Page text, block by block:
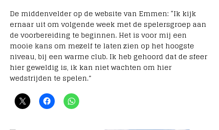
De middenvelder op de website van Emmen: “Ik kijk
ernaar uit om volgende week met de spelersgroep aan
de voorbereiding te beginnen. Het is voor mij een
mooie kans om mezelf te laten zien op het hoogste
niveau, bij een warme club. Ik heb gehoord dat de sfeer
hier geweldig is, ik kan niet wachten om hier
wedstrijden te spelen.”